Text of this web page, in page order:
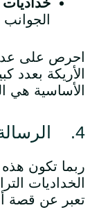
احرص على
الأريكة بعدد
الأساسية هي
4. الرسالة الثقافية والهوية
ربما تكون
الخداديات
تعبر عن قصة